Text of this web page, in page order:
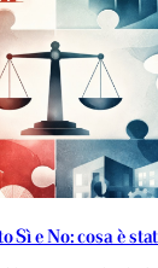
Sì e No: cosa è